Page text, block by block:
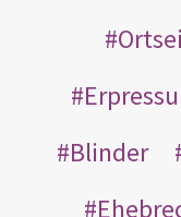
Blinder